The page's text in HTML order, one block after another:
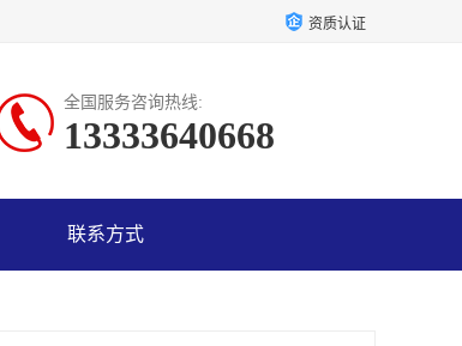
资质认证
全国服务咨询热线:
13333640668
联系方式